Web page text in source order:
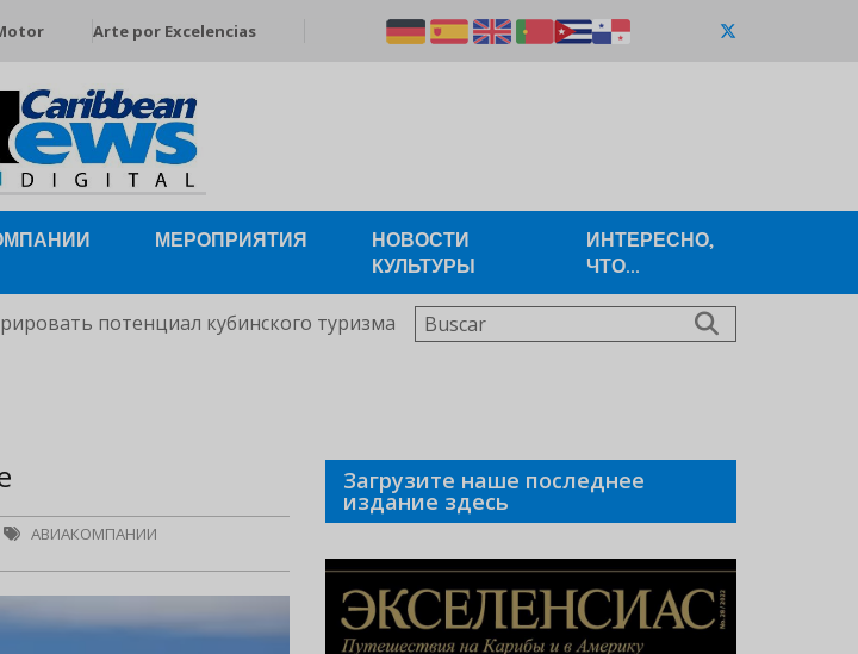
Arte por Excelencias
МЕРОПРИЯТИЯ
НОВОСТИ
КУЛЬТУРЫ
ИНТЕРЕСНО,
ЧТО...
потенциал кубинского туризма Buscar
АВИАКОМПАНИИ
Загрузите наше последнее
издание здесь